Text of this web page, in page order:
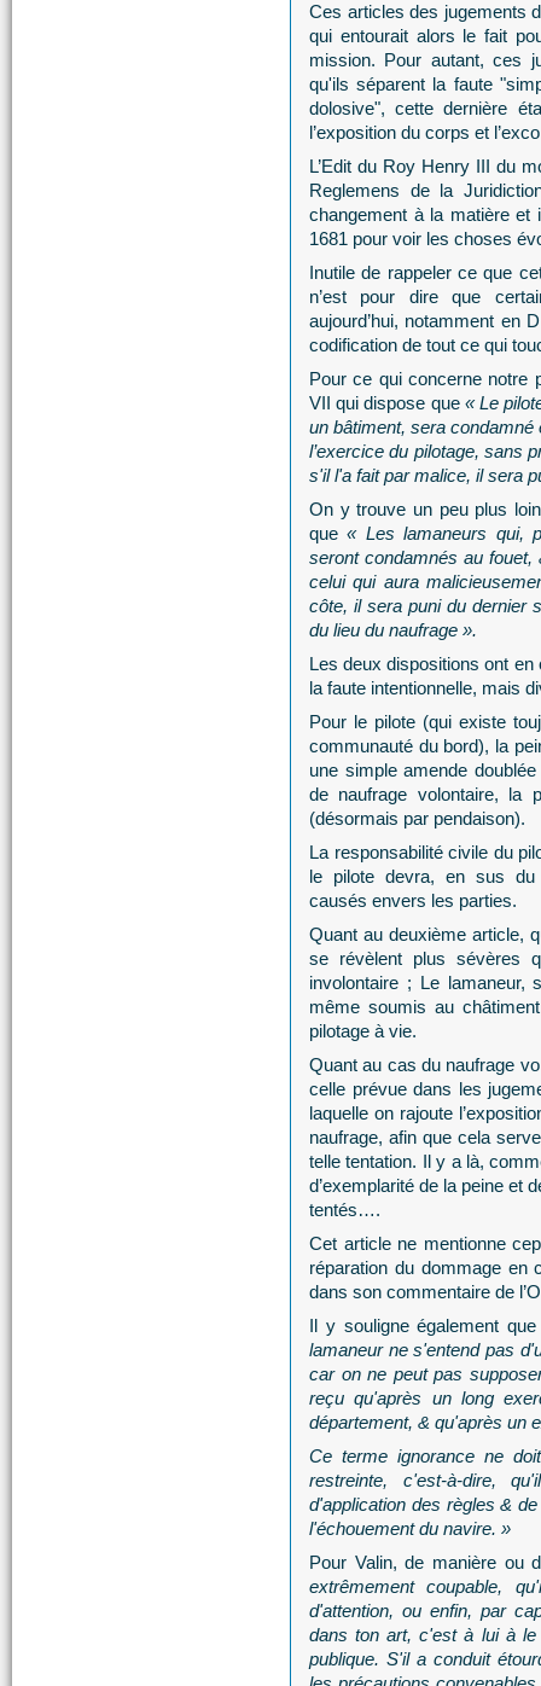
Ces articles des jugements
qui entourait alors le fait
mission. Pour autant, ces
qu'ils séparent la faute
dolosive", cette dernière
l’exposition du corps et
L’Edit du Roy Henry III du
Reglemens de la
changement à la matière et
1681 pour voir les choses
Inutile de rappeler ce que
n’est pour dire que
aujourd’hui, notamment en
codification de tout ce qui
Pour ce qui concerne notre
VII qui dispose que « Le
un bâtiment, sera
l’exercice du pilotage, sans
s'il l'a fait par malice, il sera
On y trouve un peu plus
que« Les lamaneurs qui,
seront condamnés au
celui qui aura
côte, il sera puni du dernier
du lieu du naufrage ».
Les deux dispositions ont
la faute intentionnelle, mais
Pour le pilote (qui existe
communauté du bord), la
une simple amende
de naufrage volontaire, la
(désormais par pendaison).
La responsabilité civile du
le pilote devra, en sus du
causés envers les parties.
Quant au deuxième article,
se révèlent plus sévères
involontaire ; Le lamaneur,
même soumis au
pilotage à vie.
Quant au cas du naufrage
celle prévue dans les
laquelle on rajoute
naufrage, afin que cela
telle tentation. Il y a là,
d’exemplarité de la peine et
tentés….
Cet article ne mentionne
réparation du dommage en
dans son commentaire de
Il y souligne également
lamaneur ne s'entend pas
car on ne peut pas
reçu qu'après un long
département, & qu'après un
Ce terme ignorance ne
restreinte, c'est-à-dire,
d'application des règles &
l'échouement du navire. »
Pour Valin, de manière ou
extrêmement coupable,
d'attention, ou enfin, par
dans ton art, c'est à lui à
publique. S'il a conduit